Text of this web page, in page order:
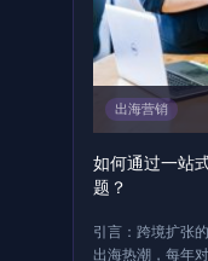
出海营销
如何通过一站
题？
引言：跨境扩张
出海热潮，每年